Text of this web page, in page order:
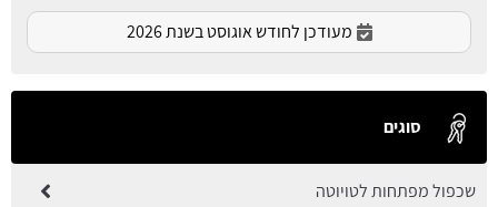
מעודכן לחודש אוגוסט בשנת 2026
סוגים
שכפול מפתחות לטויוטה